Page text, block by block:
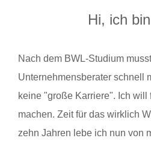
Hi, ich
Nach dem BWL-Studium
Unternehmensberater schnell
keine "große Karriere". Ich will
machen. Zeit für das wirklich
zehn Jahren lebe ich nun von